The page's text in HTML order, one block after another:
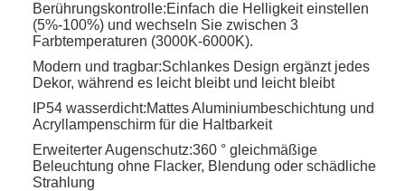
Berührungskontrolle:Einfach die Helligkeit einstellen
(5%-100%) und wechseln Sie zwischen 3
Farbtemperaturen (3000K-6000K).
Modern und tragbar:Schlankes Design ergänzt jedes
Dekor, während es leicht bleibt und leicht bleibt
IP54 wasserdicht:Mattes Aluminiumbeschichtung und
Acryllampenschirm für die Haltbarkeit
Erweiterter Augenschutz:360 ° gleichmäßige
Beleuchtung ohne Flacker, Blendung oder schädliche
Strahlung